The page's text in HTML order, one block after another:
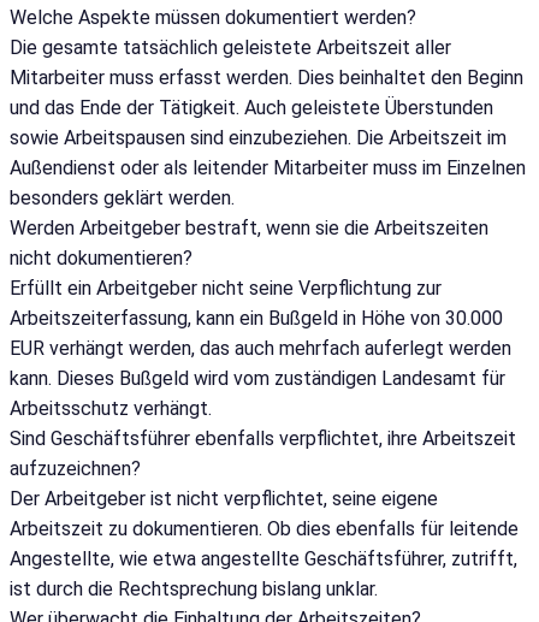
Welche Aspekte müssen dokumentiert werden?
Die gesamte tatsächlich geleistete Arbeitszeit aller
Mitarbeiter muss erfasst werden. Dies beinhaltet den Beginn
und das Ende der Tätigkeit. Auch geleistete Überstunden
sowie Arbeitspausen sind einzubeziehen. Die Arbeitszeit im
Außendienst oder als leitender Mitarbeiter muss im Einzelnen
besonders geklärt werden.
Werden Arbeitgeber bestraft, wenn sie die Arbeitszeiten
nicht dokumentieren?
Erfüllt ein Arbeitgeber nicht seine Verpflichtung zur
Arbeitszeiterfassung, kann ein Bußgeld in Höhe von 30.000
EUR verhängt werden, das auch mehrfach auferlegt werden
kann. Dieses Bußgeld wird vom zuständigen Landesamt für
Arbeitsschutz verhängt.
Sind Geschäftsführer ebenfalls verpflichtet, ihre Arbeitszeit
aufzuzeichnen?
Der Arbeitgeber ist nicht verpflichtet, seine eigene
Arbeitszeit zu dokumentieren. Ob dies ebenfalls für leitende
Angestellte, wie etwa angestellte Geschäftsführer, zutrifft,
ist durch die Rechtsprechung bislang unklar.